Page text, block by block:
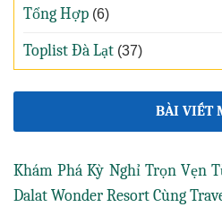
Tổng Hợp (6)
Toplist Đà Lạt (37)
BÀI VIẾT
Khám Phá Kỳ Nghỉ Trọn Vẹn
Dalat Wonder Resort Cùng